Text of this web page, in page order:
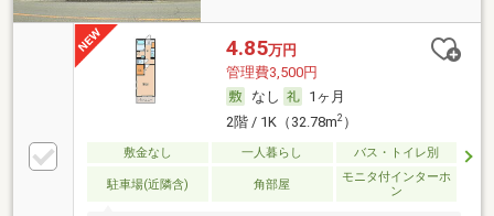
4.85万円
管理費3,500円
なし
1ヶ月
2階 / 1K（32.78m2）
敷金なし 一人暮らし バス・トイレ別
駐車場(近隣含) 角部屋
モニタ付インターホ
ン